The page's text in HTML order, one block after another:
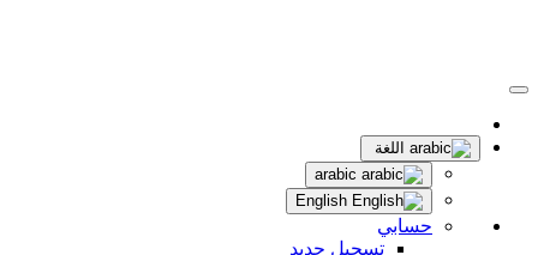
اللغة
حسابي
تسجيل جديد